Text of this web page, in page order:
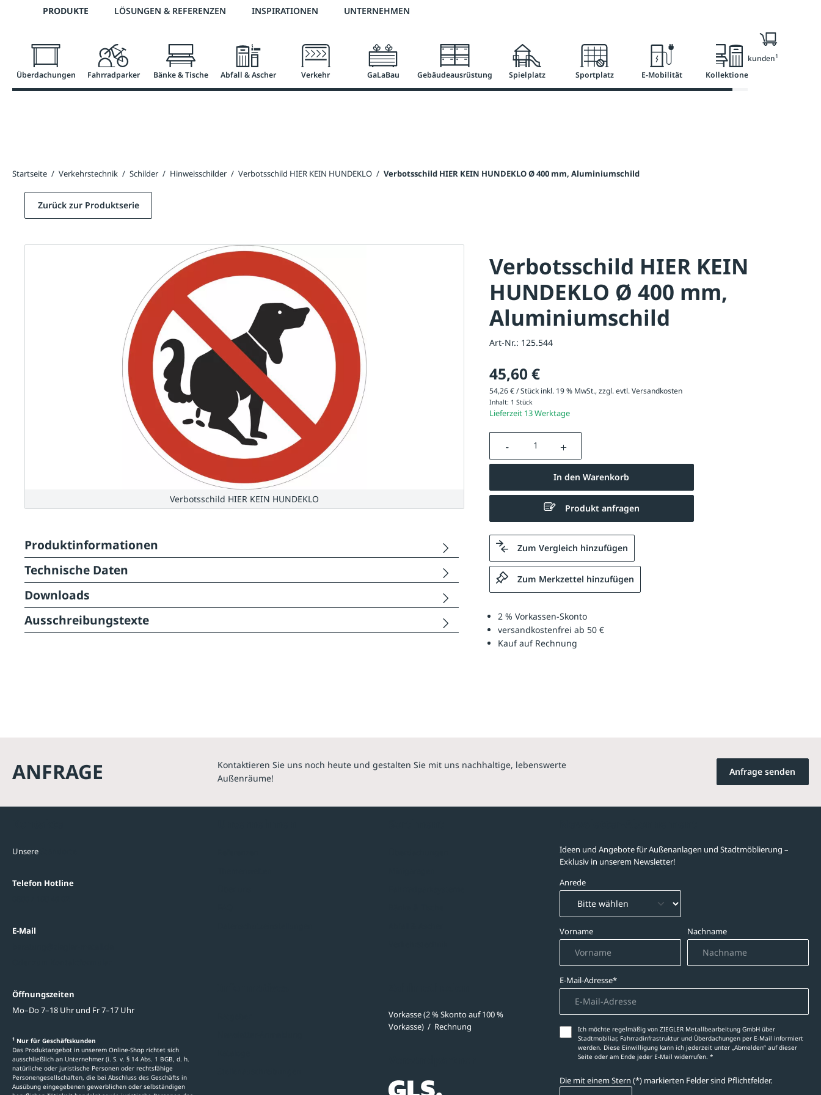
Zur Hauptnavigation springen
Telefon: 0800 / 100 49 02 2 % Vorkassen-Skonto versandkostenfrei ab 50 €
PRODUKTE LÖSUNGEN & REFERENZEN INSPIRATIONEN UNTERNEHMEN
Überdachungen Fahrradparker Bänke & Tische Abfall & Ascher Verkehr GaLaBau Gebäudeausrüstung Spielplatz Sportplatz E-Mobilität Kollektionen
Nur für Geschäftskunden1
Startseite / Verkehrstechnik / Schilder / Hinweisschilder / Verbotsschild HIER KEIN HUNDEKLO / Verbotsschild HIER KEIN HUNDEKLO Ø 400 mm, Aluminiumschild
Verbotsschild HIER KEIN
HUNDEKLO Ø 400 mm,
Aluminiumschild
Art-Nr.: 125.544
45,60 €
54,26 € / Stück inkl. 19 % MwSt., zzgl. evtl.Versandkosten
Inhalt: 1 Stück
Lieferzeit 13 Werktage
Produkt Anzahl: Gib den gewünschten Wert ein oder
In den Warenkorb
Produkt anfragen
Zum Vergleich hinzufügen
Zum Merkzettel hinzufügen
2 % Vorkassen-Skonto
versandkostenfrei ab 50 €
Kauf auf Rechnung
Zurück zur Produktserie
Verbotsschild HIER KEIN HUNDEKLO
Produktinformationen
Technische Daten
Downloads
Ausschreibungstexte
ANFRAGE
Kontaktieren Sie uns noch heute und gestalten Sie mit uns nachhaltige, lebenswerte
Außenräume!
Anfrage senden
Unsere
Telefon Hotline
E-Mail
Öffnungszeiten
Mo–Do 7–18 Uhr und Fr 7–17 Uhr
1 Nur für Geschäftskunden
Das Produktangebot in unserem Online-Shop richtet sich
ausschließlich an Unternehmer (i. S. v. § 14 Abs. 1 BGB, d. h.
natürliche oder juristische Personen oder rechtsfähige
Personengesellschaften, die bei Abschluss des Geschäfts in
Ausübung eingegebenen gewerblichen oder selbständigen
Vorkasse (2 % Skonto auf 100 %
Vorkasse) / Rechnung
Ideen und Angebote für Außenanlagen und Stadtmöblierung –
Exklusiv in unserem Newsletter!
Anrede
Vorname Nachname
E-Mail-Adresse*
Ich möchte regelmäßig von ZIEGLER Metallbearbeitung GmbH über
Stadtmobiliar, Fahrradinfrastruktur und Überdachungen per E-Mail informiert
werden. Diese Einwilligung kann ich jederzeit unter „Abmelden‘‘ auf dieser
Seite oder am Ende jeder E-Mail widerrufen. *
Die mit einem Stern (*) markierten Felder sind Pflichtfelder.